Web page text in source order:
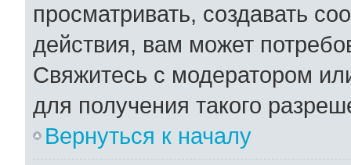
просматривать, создавать
действия, вам может
Свяжитесь с модератором
для получения такого
Вернуться к началу